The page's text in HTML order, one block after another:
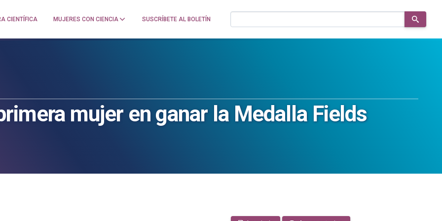
CIENTÍFICA MUJERES CON CIENCIA SUSCRÍBETE AL BOLETÍN
en
el
mujer en ganar la Medalla Fields